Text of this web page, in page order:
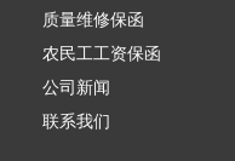
质量维修保函
农民工工资保函
公司新闻
联系我们